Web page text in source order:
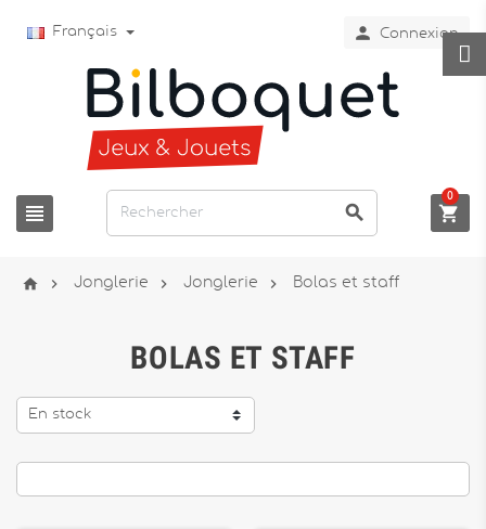
Français  Connexion
  
0
  Jonglerie  Jonglerie  Bolas et staff
BOLAS ET STAFF
En stock